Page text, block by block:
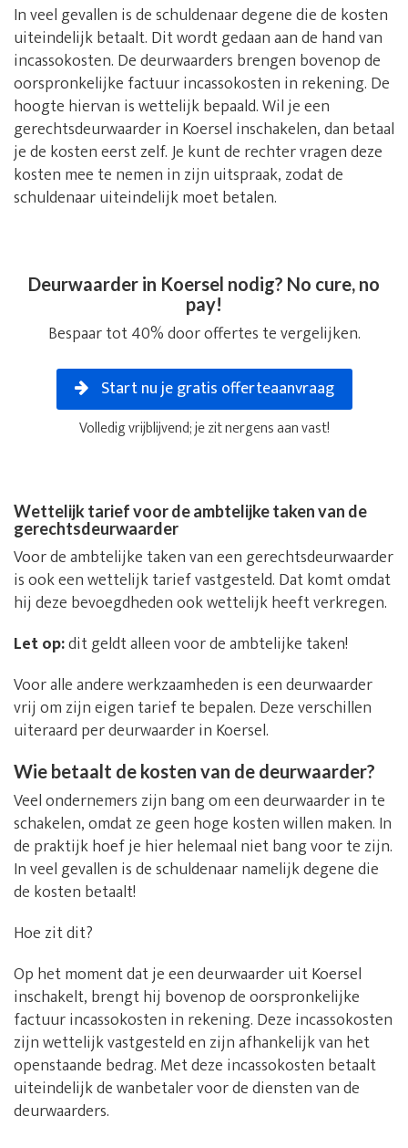
In veel gevallen is de schuldenaar degene die de kosten
uiteindelijk betaalt. Dit wordt gedaan aan de hand van
incassokosten. De deurwaarders brengen bovenop de
oorspronkelijke factuur incassokosten in rekening. De
hoogte hiervan is wettelijk bepaald. Wil je een
gerechtsdeurwaarder in Koersel inschakelen, dan betaal
je de kosten eerst zelf. Je kunt de rechter vragen deze
kosten mee te nemen in zijn uitspraak, zodat de
schuldenaar uiteindelijk moet betalen.
Deurwaarder in Koersel nodig? No cure, no
pay!
Bespaar tot 40% door offertes te vergelijken.
Start nu je gratis offerteaanvraag
Volledig vrijblijvend; je zit nergens aan vast!
Wettelijk tarief voor de ambtelijke taken van de
gerechtsdeurwaarder
Voor de ambtelijke taken van een gerechtsdeurwaarder
is ook een wettelijk tarief vastgesteld. Dat komt omdat
hij deze bevoegdheden ook wettelijk heeft verkregen.
Let op:dit geldt alleen voor de ambtelijke taken!
Voor alle andere werkzaamheden is een deurwaarder
vrij om zijn eigen tarief te bepalen. Deze verschillen
uiteraard per deurwaarder in Koersel.
Wie betaalt de kosten van de deurwaarder?
Veel ondernemers zijn bang om een deurwaarder in te
schakelen, omdat ze geen hoge kosten willen maken. In
de praktijk hoef je hier helemaal niet bang voor te zijn.
In veel gevallen is de schuldenaar namelijk degene die
de kosten betaalt!
Hoe zit dit?
Op het moment dat je een deurwaarder uit Koersel
inschakelt, brengt hij bovenop de oorspronkelijke
factuur incassokosten in rekening. Deze incassokosten
zijn wettelijk vastgesteld en zijn afhankelijk van het
openstaande bedrag. Met deze incassokosten betaalt
uiteindelijk de wanbetaler voor de diensten van de
deurwaarders.